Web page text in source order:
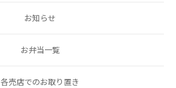
お知らせ
お弁当一覧
各売店でのお取り置き